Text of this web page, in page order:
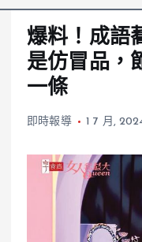
爆料！成語
是仿冒品，
一條
即時報導 1 7 月,